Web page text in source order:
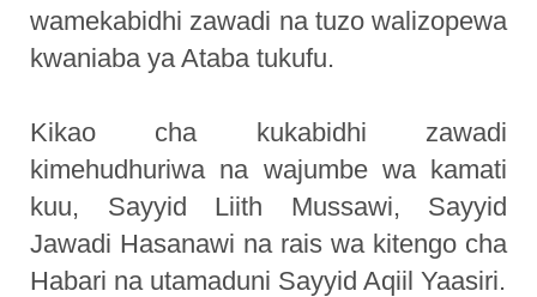
wamekabidhi zawadi na tuzo walizopewa
kwaniaba ya Ataba tukufu.
Kikao cha kukabidhi zawadi
kimehudhuriwa na wajumbe wa kamati
kuu, Sayyid Liith Mussawi, Sayyid
Jawadi Hasanawi na rais wa kitengo cha
Habari na utamaduni Sayyid Aqiil Yaasiri.